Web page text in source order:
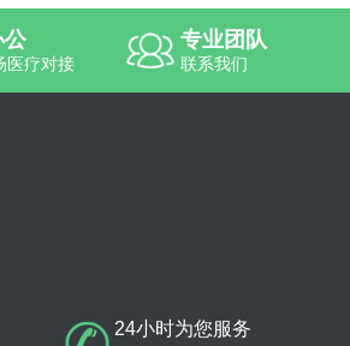
公
医疗对接
专业团队
联系我们
24小时为您服务